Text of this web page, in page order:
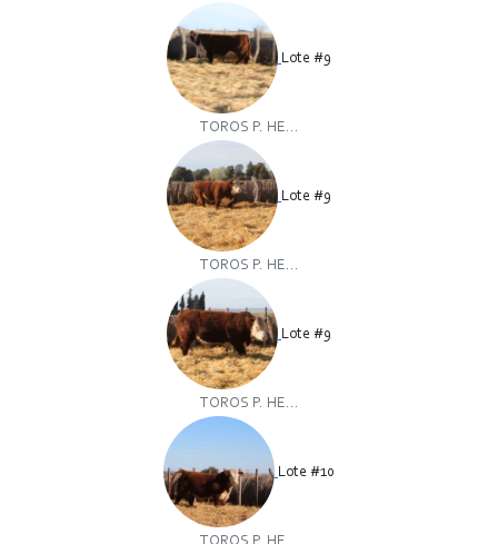
Lote #9
TOROS P. HE...
Lote #9
TOROS P. HE...
Lote #9
TOROS P. HE...
Lote #10